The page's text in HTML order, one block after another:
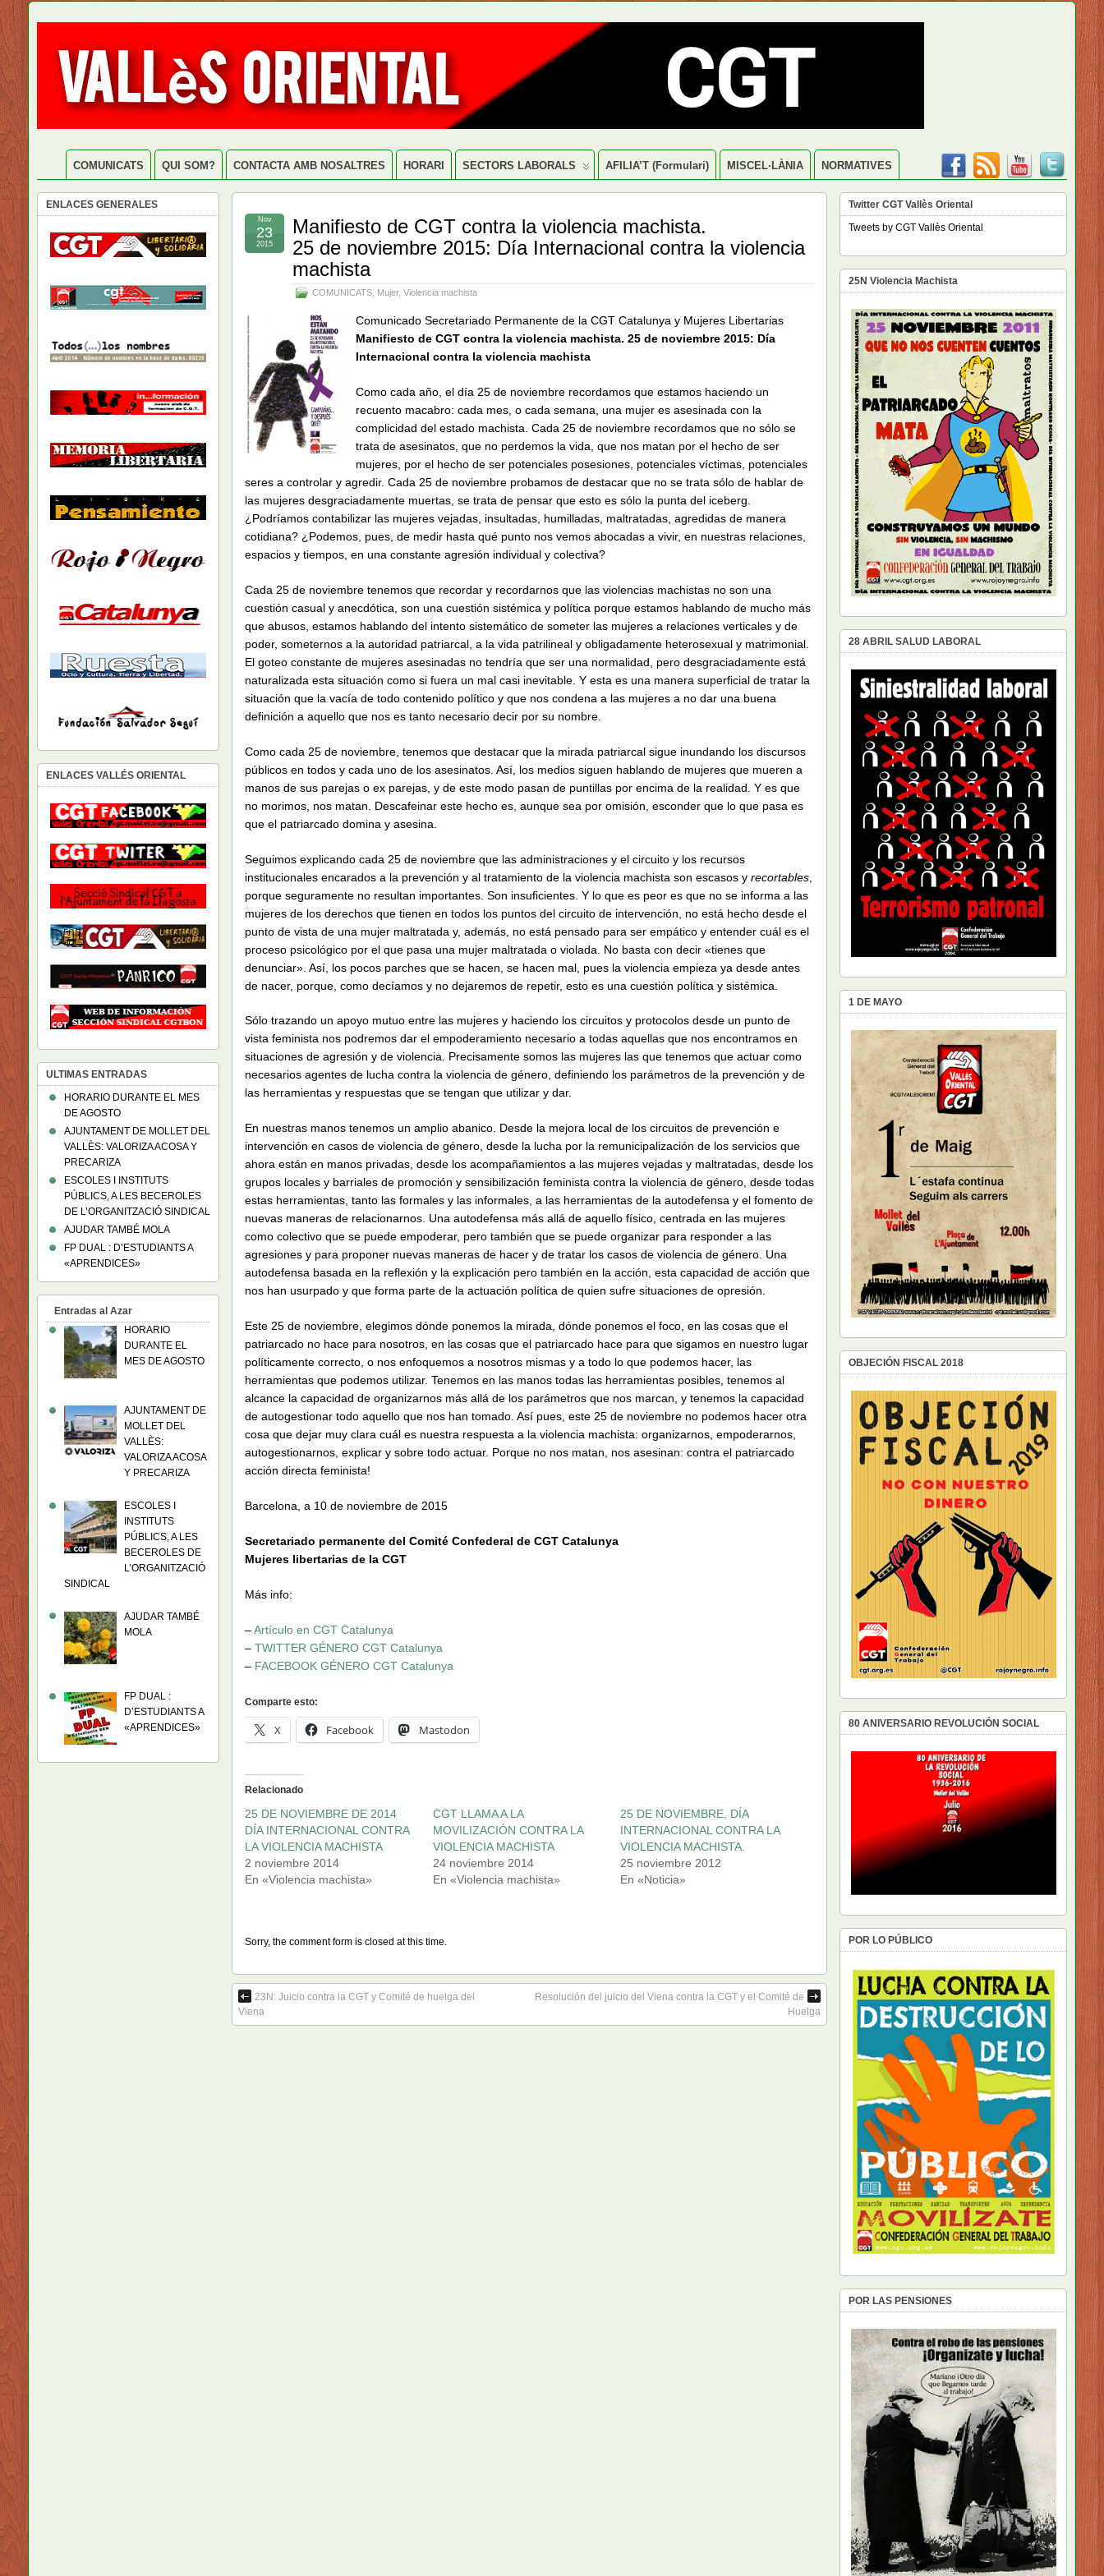
COMUNICATS QUI SOM? CONTACTA AMB NOSALTRES HORARI SECTORS LABORALS AFILIA’T (formulari) MISCEL·LÀNIA NORMATIVES
Manifiesto de CGT contra la violencia machista.
25 de noviembre 2015: Día Internacional contra la violencia
machista
COMUNICATS Mujer, Violencia machista
Nov
23
2015
Comunicado Secretariado Permanente de la CGT Catalunya y Mujeres Libertarias
Manifiesto de CGT contra la violencia machista. 25 de noviembre 2015: Día
Internacional contra la violencia machista
Como cada año, el día 25 de noviembre recordamos que estamos haciendo un
recuento macabro: cada mes, o cada semana, una mujer es asesinada con la
complicidad del estado machista . Cada 25 de noviembre recordamos que no sólo se
trata de asesinatos, que no perdemos la vida, que nos matan por el hecho de ser
mujeres, por el hecho de ser potenciales posesiones, potenciales víctimas, potenciales
seres a controlar y agredir. Cada 25 de noviembre probamos de destacar que no se trata sólo de hablar de
las mujeres desgraciadamente muertas, se trata de pensar que esto es sólo la punta del iceberg.
¿Podríamos contabilizar las mujeres vejadas, insultadas, humilladas, maltratadas, agredidas de manera
cotidiana? ¿Podemos, pues, de medir hasta qué punto nos vemos abocadas a vivir, en nuestras relaciones,
espacios y tiempos, en una constante agresión individual y colectiva?
Cada 25 de noviembre tenemos que recordar y recordarnos que las violencias machistas no son una
cuestión casual y anecdótica, son una cuestión sistémica y política porque estamos hablando de mucho más
que abusos, estamos hablando del intento sistemático de someter las mujeres a relaciones verticales y de
poder, someternos a la autoridad patriarcal, a la vida patrilineal y obligadamente heterosexual y matrimonial.
El goteo constante de mujeres asesinadas no tendría que ser una normalidad, pero desgraciadamente está
naturalizada esta situación como si fuera un mal casi inevitable. Y esta es una manera superficial de tratar la
situación que la vacía de todo contenido político y que nos condena a las mujeres a no dar una buena
definición a aquello que nos es tanto necesario decir por su nombre.
Como cada 25 de noviembre, tenemos que destacar que la mirada patriarcal sigue inundando los discursos
públicos en todos y cada uno de los asesinatos. Así, los medios siguen hablando de mujeres que mueren a
manos de sus parejas o ex parejas, y de este modo pasan de puntillas por encima de la realidad. Y es que
no morimos, nos matan. Descafeinar este hecho es, aunque sea por omisión, esconder que lo que pasa es
que el patriarcado domina y asesina.
Seguimos explicando cada 25 de noviembre que las administraciones y el circuito y los recursos
institucionales encarados a la prevención y al tratamiento de la violencia machista son escasos y recortables
porque seguramente no resultan importantes. Son insuficientes. Y lo que es peor es que no se informa a las
mujeres de los derechos que tienen en todos los puntos del circuito de intervención, no está hecho desde el
punto de vista de una mujer maltratada y, además, no está pensado para ser empático y entender cuál es el
proceso psicológico por el que pasa una mujer maltratada o violada. No basta con decir «tienes que
denunciar». Así, los pocos parches que se hacen, se hacen mal, pues la violencia empieza ya desde antes
de nacer, porque, como decíamos y no dejaremos de repetir, esto es una cuestión política y sistémica.
Sólo trazando un apoyo mutuo entre las mujeres y haciendo los circuitos y protocolos desde un punto de
vista feminista nos podremos dar el empoderamiento necesario a todas aquellas que nos encontramos en
situaciones de agresión y de violencia. Precisamente somos las mujeres las que tenemos que actuar como
necesarios agentes de lucha contra la violencia de género, definiendo los parámetros de la prevención y de
las herramientas y respuestas que se tengan que utilizar y dar.
En nuestras manos tenemos un amplio abanico. Desde la mejora local de los circuitos de prevención e
intervención en casos de violencia de género, desde la lucha por la remunicipalización de los servicios que
ahora están en manos privadas, desde los acompañamientos a las mujeres vejadas y maltratadas, desde los
grupos locales y barriales de promoción y sensibilización feminista contra la violencia de género, desde todas
estas herramientas, tanto las formales y las informales, a las herramientas de la autodefensa y el fomento de
nuevas maneras de relacionarnos. Una autodefensa más allá de aquello físico, centrada en las mujeres
como colectivo que se puede empoderar, pero también que se puede organizar para responder a las
agresiones y para proponer nuevas maneras de hacer y de tratar los casos de violencia de género. Una
autodefensa basada en la reflexión y la explicación pero también en la acción, esta capacidad de acción que
nos han usurpado y que forma parte de la actuación política de quien sufre situaciones de opresión.
Este 25 de noviembre, elegimos dónde ponemos la mirada, dónde ponemos el foco, en las cosas que el
patriarcado no hace para nosotros, en las cosas que el patriarcado hace para que sigamos en nuestro lugar
políticamente correcto, o nos enfoquemos a nosotros mismas y a todo lo que podemos hacer, las
herramientas que podemos utilizar. Tenemos en las manos todas las herramientas posibles, tenemos al
alcance la capacidad de organizarnos más allá de los parámetros que nos marcan, y tenemos la capacidad
de autogestionar todo aquello que nos han tomado. Así pues, este 25 de noviembre no podemos hacer otra
cosa que dejar muy clara cuál es nuestra respuesta a la violencia machista: organizarnos, empoderarnos,
autogestionarnos, explicar y sobre todo actuar. Porque no nos matan, nos asesinan: contra el patriarcado
acción directa feminista!
Barcelona, a 10 de noviembre de 2015
Secretariado permanente del Comité Confederal de CGT Catalunya
Mujeres libertarias de la CGT
Más info:
–Artículo en CGT Catalunya
– TWITTER GÉNERO CGT Catalunya
– FACEBOOK GÉNERO CGT Catalunya
Comparte esto:
X Facebook Mastodon
Relacionado
25 DE NOVIEMBRE DE 2014
DÍA INTERNACIONAL CONTRA
LA VIOLENCIA MACHISTA
2 noviembre 2014
En «Violencia machista»
CGT LLAMA A LA
MOVILIZACIÓN CONTRA LA
VIOLENCIA MACHISTA
24 noviembre 2014
En «Violencia machista»
25 DE NOVIEMBRE, DÍA
INTERNACIONAL CONTRA LA
VIOLENCIA MACHISTA.
25 noviembre 2012
En «Noticia»
Sorry, the comment form is closed at this time.
23N: Juicio contra la CGT y Comité de huelga del
Viena
Resolución del juicio del Viena contra la CGT y el Comité de
Huelga
ENLACES GENERALES
ENLACES VALLÉS ORIENTAL
ULTIMAS ENTRADAS
HORARIO DURANTE EL MES
DE AGOSTO
AJUNTAMENT DE MOLLET DEL
VALLÈS: VALORIZA ACOSA Y
PRECARIZA
ESCOLES I INSTITUTS
PÚBLICS, A LES BECEROLES
DE L’ORGANITZACIÓ SINDICAL
AJUDAR TAMBÉ MOLA
FP DUAL : D’ESTUDIANTS A
«APRENDICES»
Entradas al Azar
HORARIO
DURANTE EL
MES DE AGOSTO
AJUNTAMENT DE
MOLLET DEL
VALLÈS:
VALORIZA ACOSA
Y PRECARIZA
ESCOLES I
INSTITUTS
PÚBLICS, A LES
BECEROLES DE
L’ORGANITZACIÓ
SINDICAL
AJUDAR TAMBÉ
MOLA
FP DUAL :
D’ESTUDIANTS A
«APRENDICES»
Twitter CGT Vallès Oriental
Tweets by CGT Vallès Oriental
25N Violencia Machista
28 ABRIL SALUD LABORAL
1 DE MAYO
OBJECIÓN FISCAL 2018
80 ANIVERSARIO REVOLUCIÓN SOCIAL
POR LO PÚBLICO
POR LAS PENSIONES